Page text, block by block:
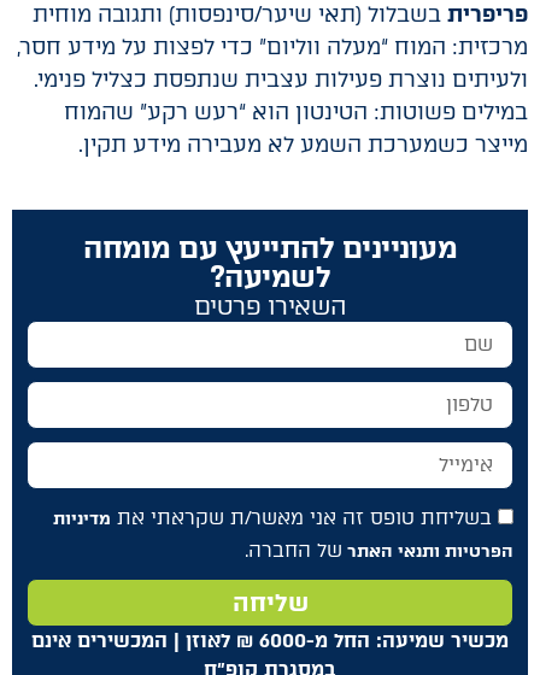
פריפרית בשבלול (תאי שיער/סינפסות) ותגובה מוחית
מרכזית: המוח “מעלה ווליום” כדי לפצות על מידע חסר,
ולעיתים נוצרת פעילות עצבית שנתפסת כצליל פנימי.
במילים פשוטות: הטינטון הוא “רעש רקע” שהמוח
מייצר כשמערכת השמע לא מעבירה מידע תקין.
מעוניינים להתייעץ עם מומחה
לשמיעה?
השאירו פרטים
בשליחת טופס זה אני מאשר/ת שקראתי את מדיניות
הפרטיות ותנאי האתר של החברה.
שליחה
מכשיר שמיעה: החל מ-6000 ₪ לאוזן | המכשירים אינם
במסגרת קופ"ח